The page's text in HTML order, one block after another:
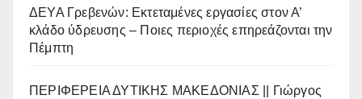
ΔΕΥΑ Γρεβενών: Εκτεταμένες εργασίες στον Α’
κλάδο ύδρευσης – Ποιες περιοχές επηρεάζονται την
Πέμπτη
ΠΕΡΙΦΕΡΕΙΑ ΔΥΤΙΚΗΣ ΜΑΚΕΔΟΝΙΑΣ || Γιώργος